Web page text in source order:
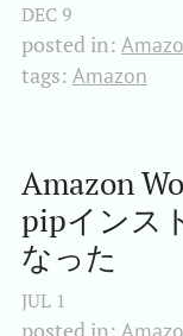
DEC 9
posted in:
tags: Amazon
Amazon
pipインス
なった
JUL 1
posted in: